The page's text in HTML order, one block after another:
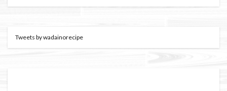
Tweets by wadainorecipe